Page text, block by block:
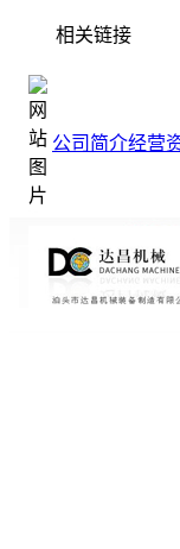
相关链接
公司简介经营